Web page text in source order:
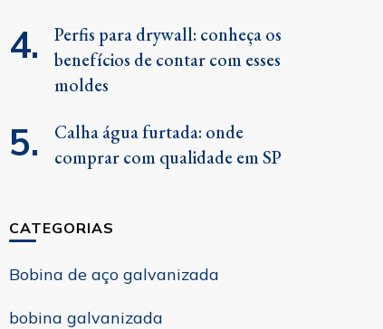
Perfis para drywall: conheça os
benefícios de contar com esses
moldes
Calha água furtada: onde
comprar com qualidade em SP
CATEGORIAS
Bobina de aço galvanizada
bobina galvanizada